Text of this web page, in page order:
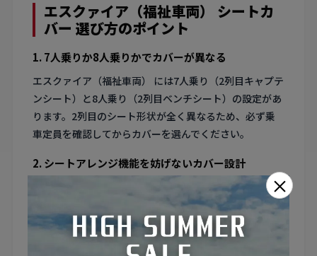
エスクァイア（福祉車両） シートカ
バー 選び方のポイント
1. 7人乗りか8人乗りかでカバーが異なる
エスクァイア（福祉車両） には7人乗り（2列目キャプテ
ンシート）と8人乗り（2列目ベンチシート）の設定があ
ります。2列目のシート形状が全く異なるため、必ず乗
車定員を確認してからカバーを選んでください。
2. シートアレンジ機能を妨げないカバー設計
エスクァイア（福祉車両） のシートはスライド・リクラ
イニング・跳ね上げなど多彩なアレンジが可能です。こ
れらの機能を妨げない専用設計のカバーを選ぶことで、
利便性を損なわず使えます。
×